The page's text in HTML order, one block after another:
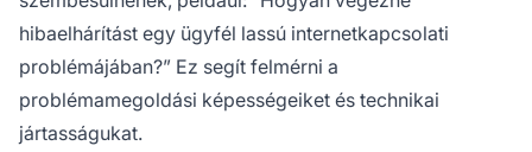
hibaelhárítást egy ügyfél lassú internetkapcsolati
problémájában?” Ez segít felmérni a
problémamegoldási képességeiket és technikai
jártasságukat.